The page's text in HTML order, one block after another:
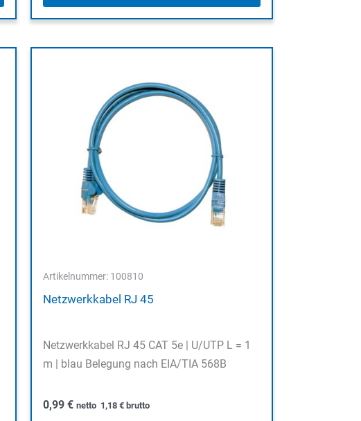
Artikelnummer: 100810
Netzwerkkabel RJ 45
Netzwerkkabel RJ 45 CAT 5e | U/UTP L = 1
m | blau Belegung nach EIA/TIA 568B
0,99€ netto 1,18€ brutto